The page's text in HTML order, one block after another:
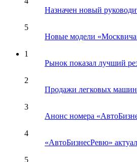
Назначен новый
5
Новые модели
1
Рынок показал лучший
2
Продажи легковых
3
Анонс номера
4
«АвтоБизнесРевю»
5